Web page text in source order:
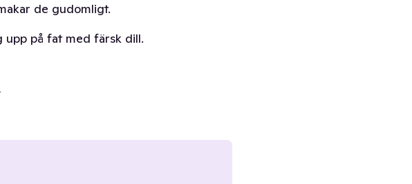
de gudomligt.
på fat med färsk dill.